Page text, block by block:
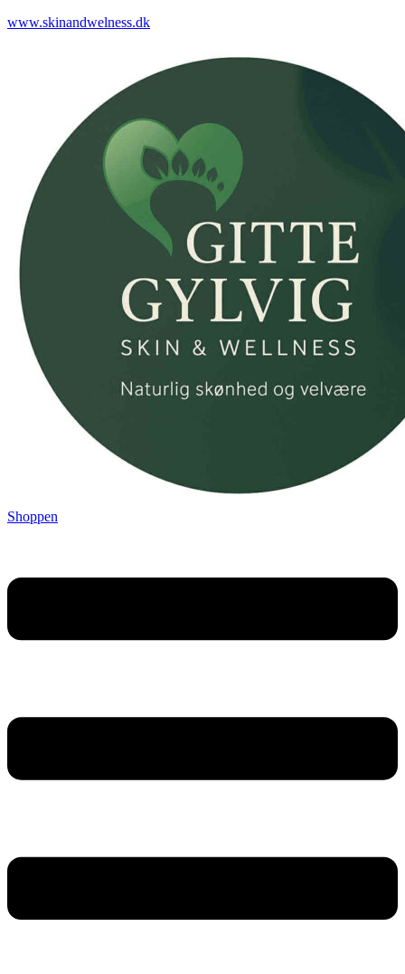
www.skinandwelness.dk
Shoppen